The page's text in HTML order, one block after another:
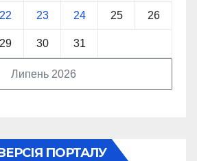
Липень 2026
22 23 24 25 26
29 30 31
ПОРТАЛУ